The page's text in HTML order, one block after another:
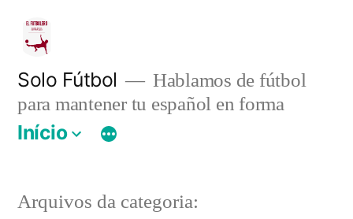
para
conteúdo
Solo Fútbol
Hablamos de fútbol
para mantener tu español en forma
Início
Arquivos da categoria: